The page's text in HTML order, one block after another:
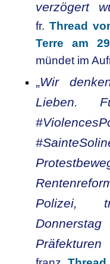
verzögert
fr. Thread
Terre am
mündet im
„Wir
Lieben.
Polizei,